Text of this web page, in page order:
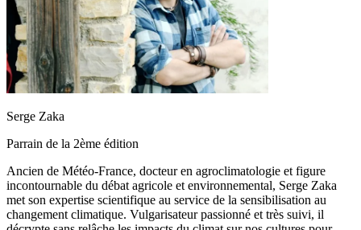
Serge Zaka
Parrain de la 2ème édition
Ancien de Météo-France, docteur en agroclimatologie et figure
incontournable du débat agricole et environnemental, Serge Zaka
met son expertise scientifique au service de la sensibilisation au
changement climatique. Vulgarisateur passionné et très suivi, il